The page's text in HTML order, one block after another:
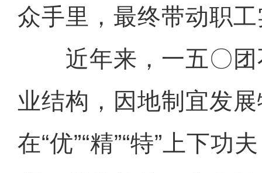
众手里，最终带动职
近年来，一五〇团
业结构，因地制宜发
在“优”“精”“特”上下功